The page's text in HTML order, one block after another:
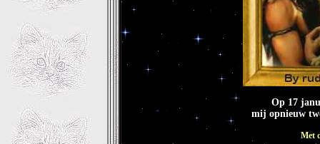
Op 17
mij opnieuw
Met